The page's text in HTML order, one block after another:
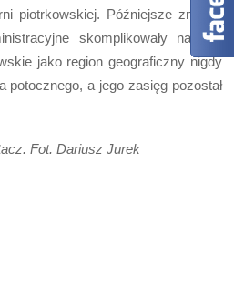
piotrkowskiej. Późniejsze zmiany
skomplikowały na tyle
jako region geograficzny nigdy
potocznego, a jego zasięg pozostał
Fot. Dariusz Jurek